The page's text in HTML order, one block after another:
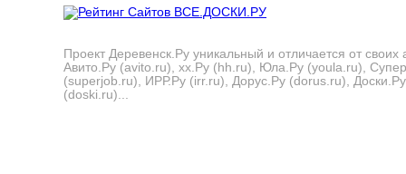
Проект Деревенск.Ру уникальный и отличается от своих
Авито.Ру (avito.ru), хх.Ру (hh.ru), Юла.Ру (youla.ru),
(superjob.ru), ИРР.Ру (irr.ru), Дорус.Ру (dorus.ru), Доски.Ру
(doski.ru)...